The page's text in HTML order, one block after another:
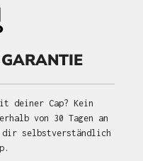
deiner Cap? Kein
von 30 Tagen an
selbstverständlich